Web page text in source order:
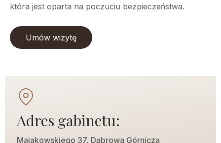
która jest oparta na poczuciu bezpieczeństwa.
Umów wizytę
Adres gabinetu:
Majakowskiego 37, Dąbrowa Górnicza